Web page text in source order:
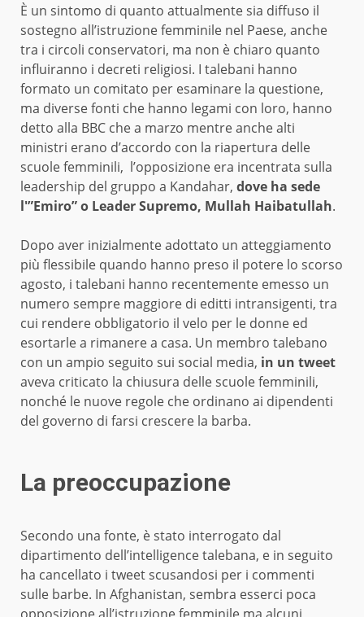
È un sintomo di quanto attualmente sia diffuso il
sostegno all’istruzione femminile nel Paese, anche
tra i circoli conservatori, ma non è chiaro quanto
influiranno i decreti religiosi. I talebani hanno
formato un comitato per esaminare la questione,
ma diverse fonti che hanno legami con loro, hanno
detto alla BBC che a marzo mentre anche alti
ministri erano d’accordo con la riapertura delle
scuole femminili, l’opposizione era incentrata sulla
leadership del gruppo a Kandahar, dove ha sede
l'”Emiro” o Leader Supremo, Mullah Haibatullah.
Dopo aver inizialmente adottato un atteggiamento
più flessibile quando hanno preso il potere lo scorso
agosto, i talebani hanno recentemente emesso un
numero sempre maggiore di editti intransigenti, tra
cui rendere obbligatorio il velo per le donne ed
esortarle a rimanere a casa. Un membro talebano
con un ampio seguito sui social media, in un tweet
aveva criticato la chiusura delle scuole femminili,
nonché le nuove regole che ordinano ai dipendenti
del governo di farsi crescere la barba.
La preoccupazione
Secondo una fonte, è stato interrogato dal
dipartimento dell’intelligence talebana, e in seguito
ha cancellato i tweet scusandosi per i commenti
sulle barbe. In Afghanistan, sembra esserci poca
opposizione all’istruzione femminile ma alcuni